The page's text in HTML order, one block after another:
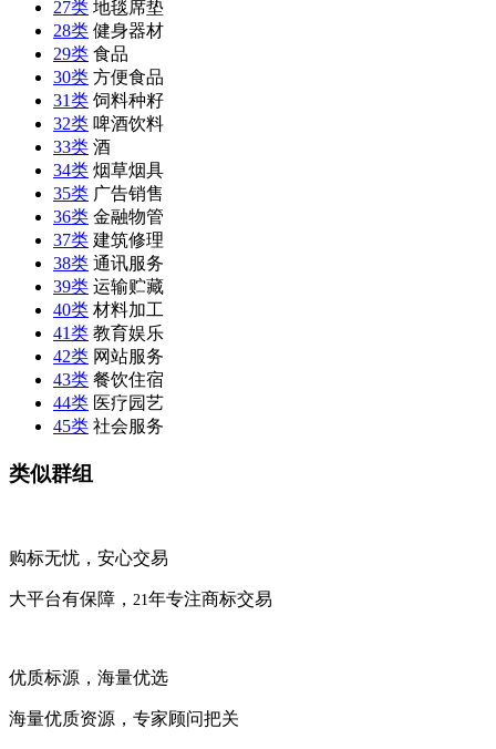
27类 地毯席垫
28类 健身器材
29类 食品
30类 方便食品
31类 饲料种籽
32类 啤酒饮料
33类 酒
34类 烟草烟具
35类 广告销售
36类 金融物管
37类 建筑修理
38类 通讯服务
39类 运输贮藏
40类 材料加工
41类 教育娱乐
42类 网站服务
43类 餐饮住宿
44类 医疗园艺
45类 社会服务
类似群组
购标无忧，安心交易
大平台有保障， 21年专注商标交易
优质标源，海量优选
海量优质资源，专家顾问把关